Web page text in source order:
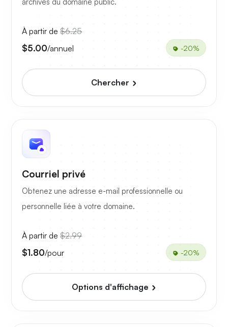
archives du domaine public.
À partir de $6.25
$5.00/annuel -20%
Chercher
Courriel privé
Obtenez une adresse e-mail professionnelle ou
personnelle liée à votre domaine.
À partir de $2.99
$1.80/pour -20%
Options d'affichage